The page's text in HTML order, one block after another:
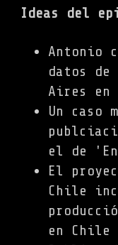
Ideas del
Antonio
datos de
Aires en
Un caso
el de
El
Chile
en Chile